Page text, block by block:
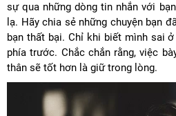
sự qua những dòng tin nhắn với
lạ. Hãy chia sẻ những chuyện bạn
bạn thất bại. Chỉ khi biết mình sai
phía trước. Chắc chắn rằng, việc
thân sẽ tốt hơn là giữ trong lòng.